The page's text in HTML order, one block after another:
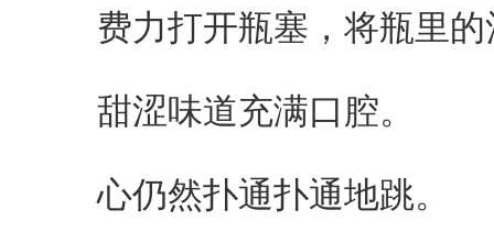
费力打开瓶塞，将瓶里的
甜涩味道充满口腔。
心仍然扑通扑通地跳。